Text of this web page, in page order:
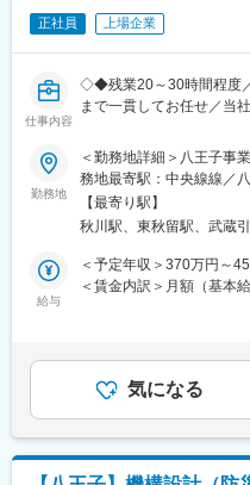
・1人1人の裁量が大きい
・医療機器事業を通じて
貢献することができます。
・やる気があればメカ設
会へ足を運び、企画フェ
す。
■同社の医療・ヘルスケ
◇村田製作所の医療・ヘ
全、便利で、スマートに
として培った独自技術を
いった基幹技術を医療機
高精度かつ使いやすい機
強みを持ち、医療機器の
製品ラインアップには、
を備えた輸液コントロー
での負荷軽減と精度向上
す。
正社員 上場企業
仕事内容
◇◆残業20～30時間程度
まで一貫してお任せ／当
■担当業務について：【
防災機器・医療機器・半
いただきます。
・ 火災感知器・異常セン
ンサー・工業用ヒーター
・仕様書・取扱説明書・
■当社製品の特徴／顧客
機構設計で携わる火災用
品です。また、消防設備
勤務地
＜勤務地詳細＞八王子事
務地最寄駅：中央線線／
更の範囲：本文参照
【最寄り駅】
秋川駅、東秋留駅、武蔵
給与
＜予定年収＞370万円～
＜賃金内訳＞月額（基本
はあくまでも目安の金額
あります。月給(月額)は
気になる